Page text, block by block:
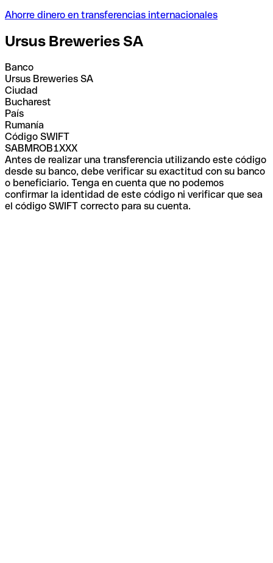
Ahorre dinero en transferencias internacionales
Ursus Breweries SA
Banco
Ursus Breweries SA
Ciudad
Bucharest
País
Rumanía
Código SWIFT
SABMROB1XXX
Antes de realizar una transferencia utilizando este código
desde su banco, debe verificar su exactitud con su banco
o beneficiario. Tenga en cuenta que no podemos
confirmar la identidad de este código ni verificar que sea
el código SWIFT correcto para su cuenta.